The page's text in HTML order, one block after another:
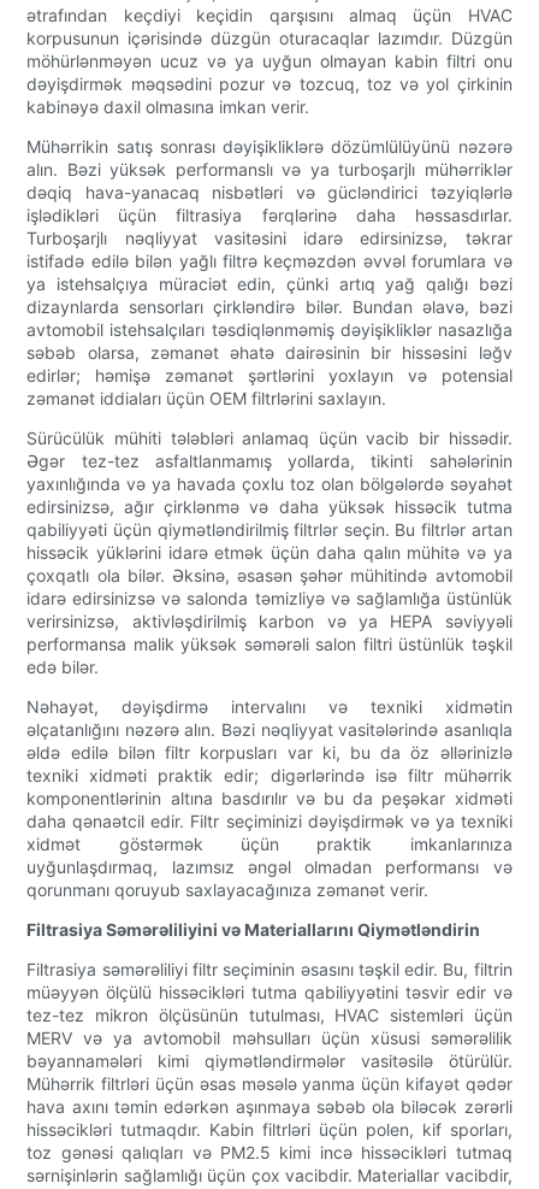
ətrafından keçdiyi keçidin qarşısını almaq üçün HVAC
korpusunun içərisində düzgün oturacaqlar lazımdır. Düzgün
möhürlənməyən ucuz və ya uyğun olmayan kabin filtri onu
dəyişdirmək məqsədini pozur və tozcuq, toz və yol çirkinin
kabinəyə daxil olmasına imkan verir.
Mühərrikin satış sonrası dəyişikliklərə dözümlülüyünü nəzərə
alın. Bəzi yüksək performanslı və ya turboşarjlı mühərriklər
dəqiq hava-yanacaq nisbətləri və gücləndirici təzyiqlərlə
işlədikləri üçün filtrasiya fərqlərinə daha həssasdırlar.
Turboşarjlı nəqliyyat vasitəsini idarə edirsinizsə, təkrar
istifadə edilə bilən yağlı filtrə keçməzdən əvvəl forumlara və
ya istehsalçıya müraciət edin, çünki artıq yağ qalığı bəzi
dizaynlarda sensorları çirkləndirə bilər. Bundan əlavə, bəzi
avtomobil istehsalçıları təsdiqlənməmiş dəyişikliklər nasazlığa
səbəb olarsa, zəmanət əhatə dairəsinin bir hissəsini ləğv
edirlər; həmişə zəmanət şərtlərini yoxlayın və potensial
zəmanət iddiaları üçün OEM filtrlərini saxlayın.
Sürücülük mühiti tələbləri anlamaq üçün vacib bir hissədir.
Əgər tez-tez asfaltlanmamış yollarda, tikinti sahələrinin
yaxınlığında və ya havada çoxlu toz olan bölgələrdə səyahət
edirsinizsə, ağır çirklənmə və daha yüksək hissəcik tutma
qabiliyyəti üçün qiymətləndirilmiş filtrlər seçin. Bu filtrlər artan
hissəcik yüklərini idarə etmək üçün daha qalın mühitə və ya
çoxqatlı ola bilər. Əksinə, əsasən şəhər mühitində avtomobil
idarə edirsinizsə və salonda təmizliyə və sağlamlığa üstünlük
verirsinizsə, aktivləşdirilmiş karbon və ya HEPA səviyyəli
performansa malik yüksək səmərəli salon filtri üstünlük təşkil
edə bilər.
Nəhayət, dəyişdirmə intervalını və texniki xidmətin
əlçatanlığını nəzərə alın. Bəzi nəqliyyat vasitələrində asanlıqla
əldə edilə bilən filtr korpusları var ki, bu da öz əllərinizlə
texniki xidməti praktik edir; digərlərində isə filtr mühərrik
komponentlərinin altına basdırılır və bu da peşəkar xidməti
daha qənaətcil edir. Filtr seçiminizi dəyişdirmək və ya texniki
xidmət göstərmək üçün praktik imkanlarınıza
uyğunlaşdırmaq, lazımsız əngəl olmadan performansı və
qorunmanı qoruyub saxlayacağınıza zəmanət verir.
Filtrasiya Səmərəliliyini və Materiallarını Qiymətləndirin
Filtrasiya səmərəliliyi filtr seçiminin əsasını təşkil edir. Bu, filtrin
müəyyən ölçülü hissəcikləri tutma qabiliyyətini təsvir edir və
tez-tez mikron ölçüsünün tutulması, HVAC sistemləri üçün
MERV və ya avtomobil məhsulları üçün xüsusi səmərəlilik
bəyannamələri kimi qiymətləndirmələr vasitəsilə ötürülür.
Mühərrik filtrləri üçün əsas məsələ yanma üçün kifayət qədər
hava axını təmin edərkən aşınmaya səbəb ola biləcək zərərli
hissəcikləri tutmaqdır. Kabin filtrləri üçün polen, kif sporları,
toz gənəsi qalıqları və PM2.5 kimi incə hissəcikləri tutmaq
sərnişinlərin sağlamlığı üçün çox vacibdir. Materiallar vacibdir,